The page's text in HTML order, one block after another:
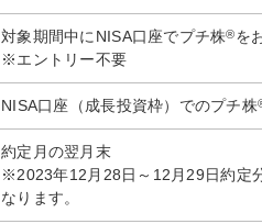
対象期間中にNISA口座でプチ株®を
※エントリー不要
NISA口座（成長投資枠）でのプチ株
約定月の翌月末
※2023年12月28日～12月29日約定
なります。